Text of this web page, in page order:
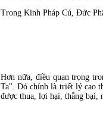
Trong Kinh Pháp Cú, Đức
Hơn nữa, điều quan trọng
Ta". Đó chính là triết lý cao
được thua, lợi hại, thắng bại,